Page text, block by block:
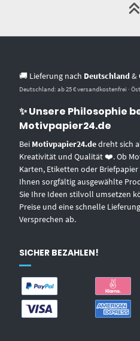
🚚 Lieferung nach Deutschland &
Deutschland: ab 25 € versandkostenfrei ·
✨ Unsere Philosophie
Motivpapier24.de
Bei Motivpapier24.dedreht sich
Kreativität und Qualität ❤️. Ob
Karten, Etiketten oder
Ihnen sorgfältig ausgewählte
Sie Ihre Ideen stilvoll umsetzen
Preise und eine schnelle
Versprechen ab.
SICHER BEZAHLEN!